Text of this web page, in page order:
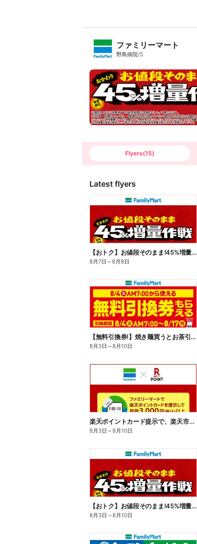
B
n
T
ファミリーマート
野島病院/S
Flyers(15)
Latest flyers
【おトク】お値段そのまま!45%増量作戦!
8月7日 ～8月8日
【無料引換券!】焼き麺買うとお茶引換券貰える!
8月3日 ～8月10日
楽天ポイントカード提示で、楽天市場でのお買い物がおトクに!
8月3日 ～8月10日
【おトク】お値段そのまま!45%増量作戦!
8月3日 ～8月10日